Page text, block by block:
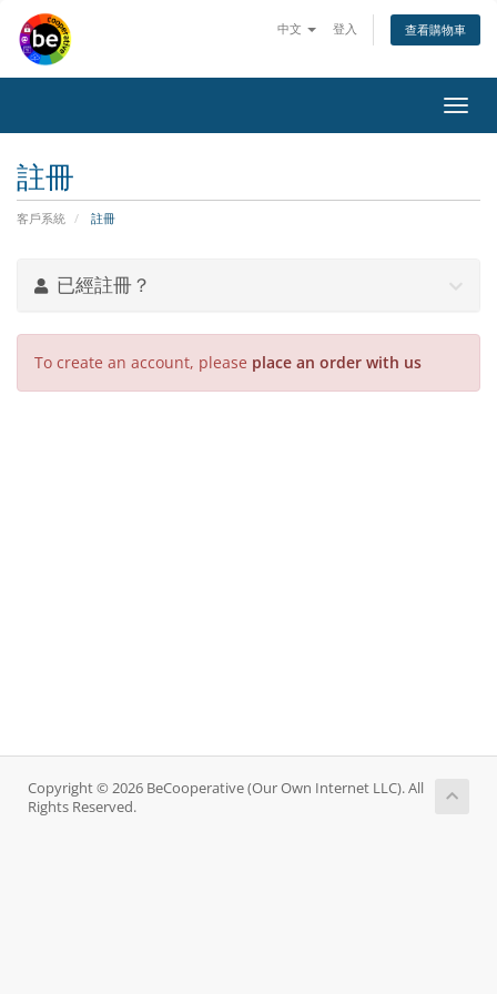
中文 登入 查看購物車
註冊
客戶系統 註冊
已經註冊？
To create an account, please place an order with us
Copyright © 2026 BeCooperative (Our Own Internet LLC). All
Rights Reserved.